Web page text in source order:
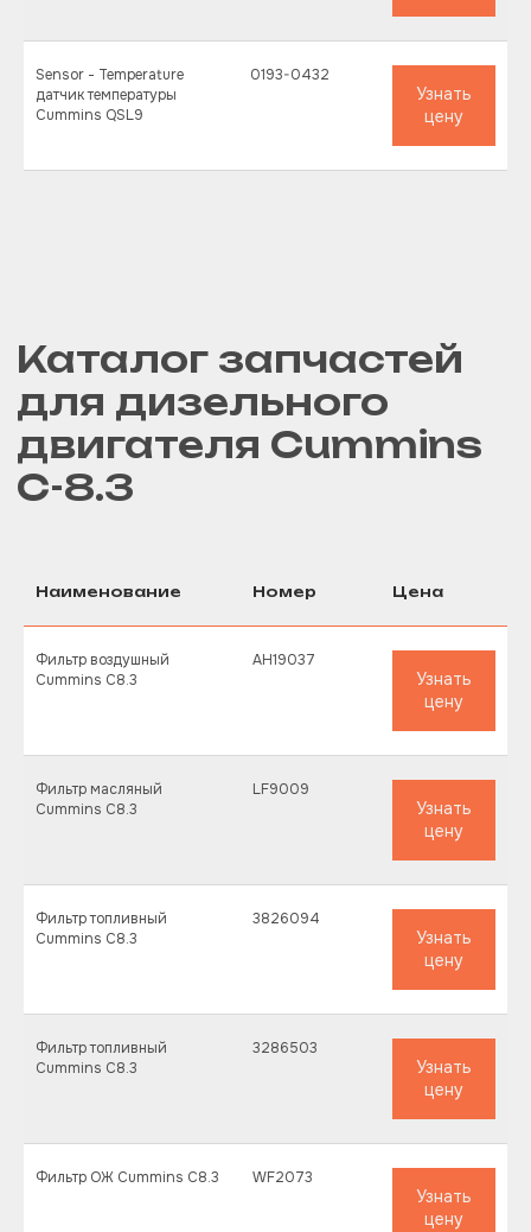
Sensor - Temperature
датчик температуры
Cummins QSL9
0193-0432
Узнать
цену
Наименование Номер Цена
Фильтр воздушный
Cummins C8.3
AH19037
Узнать
цену
Фильтр масляный
Cummins C8.3
LF9009
Узнать
цену
Фильтр топливный
Cummins C8.3
3826094
Узнать
цену
Фильтр топливный
Cummins C8.3
3286503
Узнать
цену
Фильтр ОЖ Cummins C8.3 WF2073
Узнать
цену